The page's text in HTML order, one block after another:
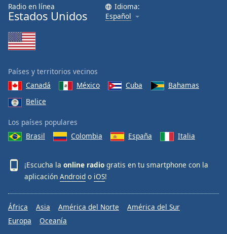
Radio en línea
Estados Unidos
Idioma:
Español
Países y territorios vecinos
Canadá
México Cuba
Bahamas
Belice
Los países populares
Brasil
Colombia España Italia
¡Escucha la online radio gratis en tu smartphone con la
aplicación Android o iOS!
África Asia América del Norte
América del Sur
Europa
Oceanía